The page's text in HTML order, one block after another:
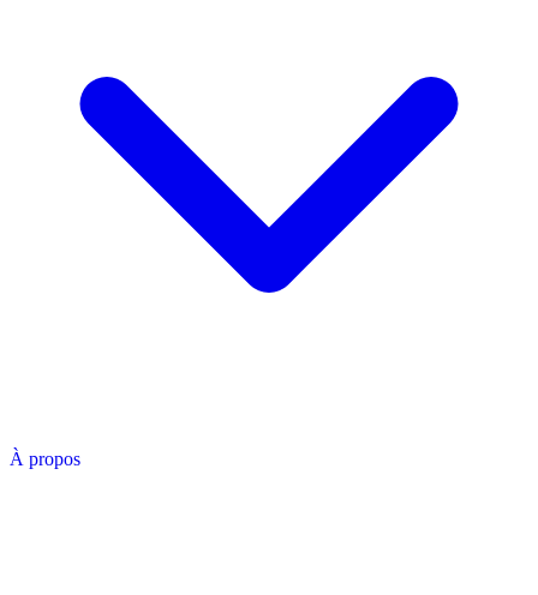
À propos